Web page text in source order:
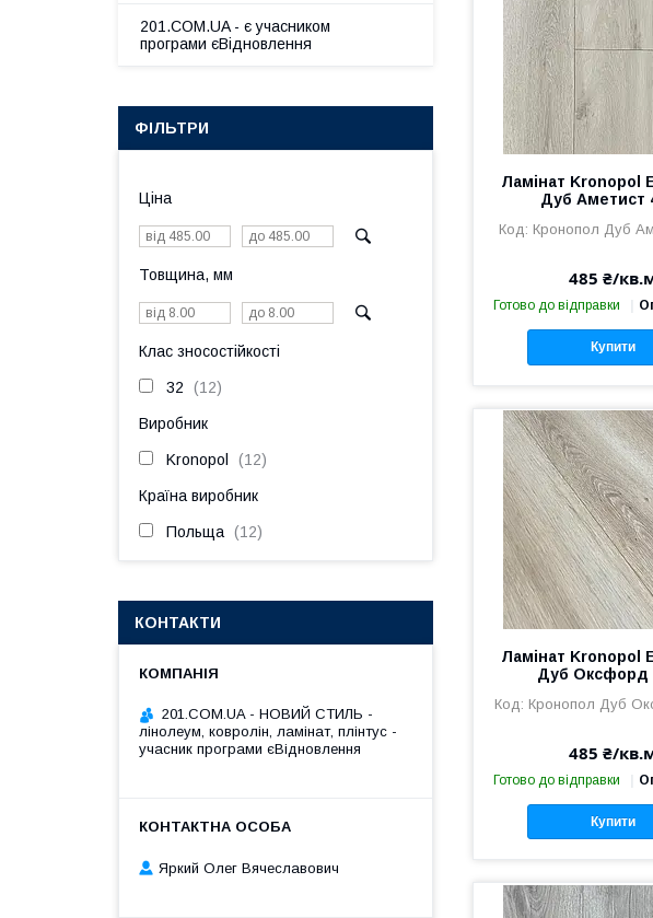
Ламінат Kronopol
Дуб Аметист
Кронопол Дуб
485 ₴/
Готово до відправки
Купити
Ламінат Kronopol
Дуб Оксфорд
Кронопол Дуб
485 ₴/
Готово до відправки
Купити
201.COM.UA - є учасником
програми єВідновлення
ФІЛЬТРИ
Ціна
Товщина, мм
Клас зносостійкості
32 12
Виробник
Kronopol 12
Країна виробник
Польща 12
КОНТАКТИ
201.COM.UA - НОВИЙ СТИЛЬ -
лінолеум, ковролін, ламінат, плінтус -
учасник програми єВідновлення
Яркий Олег Вячеславович